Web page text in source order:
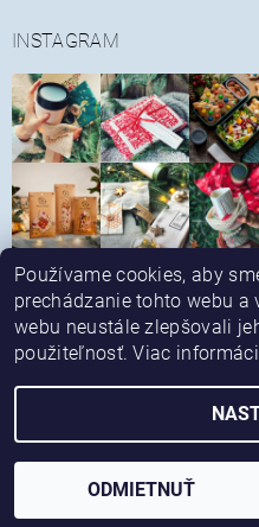
INSTAGRAM
Sledovať na
Obchodné podmienky |
Spôsob platby a dopravy |
Kontaktné údaje |
2026 © ekonetka, všetky práva
Používame cookies, aby
prechádzanie tohto webu a
webu neustále zlepšovali
použiteľnosť. Viac
ODMIETNUŤ